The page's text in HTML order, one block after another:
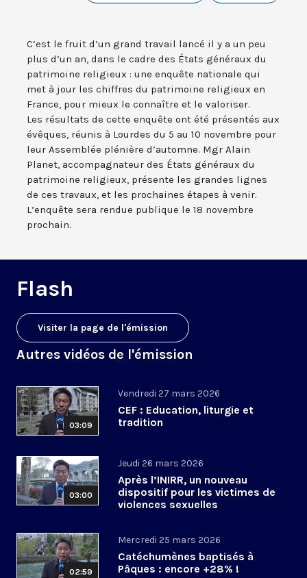
C’est le fruit d’un grand travail lancé il y a un peu
plus d’un an, dans le cadre des États généraux du
patrimoine religieux : une enquête nationale qui
met à jour les chiffres du patrimoine religieux en
France, pour mieux le connaître et le valoriser.
Les résultats de cette enquête ont été présentés aux
évêques, réunis à Lourdes du 5 au 10 novembre pour
leur Assemblée plénière d’automne. Mgr Alain
Planet, accompagnateur des États généraux du
patrimoine religieux, présente les grandes lignes
de ces travaux, et les prochaines étapes à venir.
L’enquête sera rendue publique le 18 novembre
prochain.
Flash
Visiter la page de l'émission
Autres vidéos de l'émission
03:09
Vendredi 27 mars 2026
CEF : Education, liturgie et
tradition
03:00
Jeudi 26 mars 2026
Après l’INIRR, un nouveau
dispositif pour les victimes de
violences sexuelles
02:59
Mercredi 25 mars 2026
Catéchumènes baptisés à
Pâques : encore +28% !